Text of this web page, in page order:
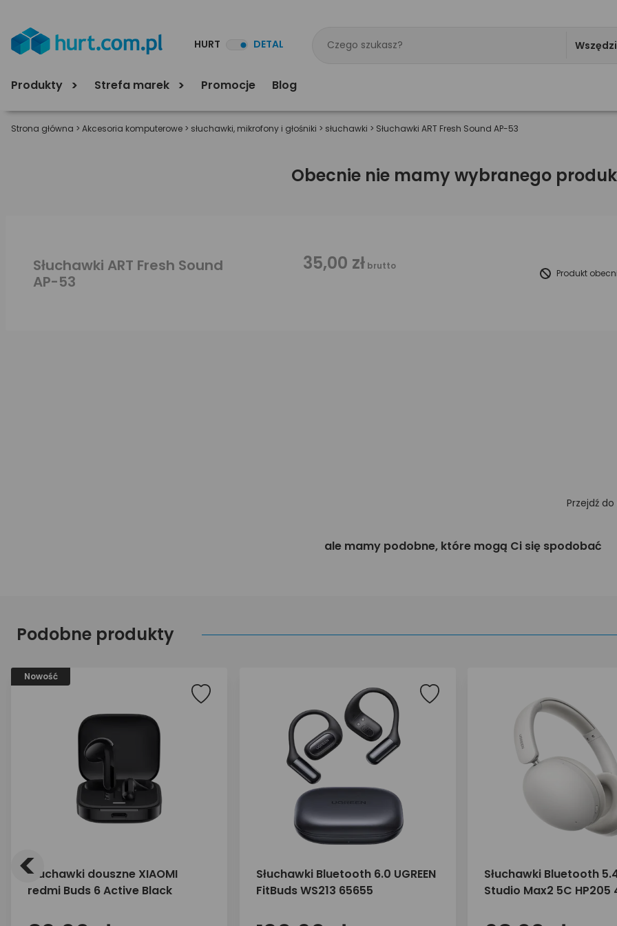
HURT DETAL
Produkty Strefa marek Promocje Blog
Strona główna > Akcesoria komputerowe > słuchawki, mikrofony i głośniki > słuchawki > Słuchawki ART Fresh Sound AP-53
Obecnie nie mamy wybranego
Słuchawki ART Fresh Sound
AP-53
35,00 zł brutto
Produkt
Przejdź do
ale mamy podobne, które mogą Ci się spodobać
Podobne produkty
Nowość
Słuchawki douszne XIAOMI
redmi Buds 6 Active Black
Słuchawki Bluetooth 6.0 UGREEN
FitBuds WS213 65655
Słuchawki Bluetooth 5.4
Studio Max2 5C HP205
<